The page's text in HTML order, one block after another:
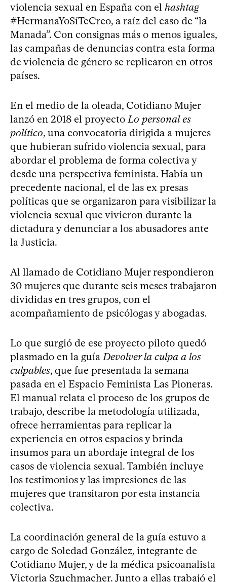
violencia sexual en España con el hashtag
#HermanaYoSíTeCreo, a raíz del caso de “la
Manada”. Con consignas más o menos iguales,
las campañas de denuncias contra esta forma
de violencia de género se replicaron en otros
países.
En el medio de la oleada, Cotidiano Mujer
lanzó en 2018 el proyecto Lo personal es
político, una convocatoria dirigida a mujeres
que hubieran sufrido violencia sexual, para
abordar el problema de forma colectiva y
desde una perspectiva feminista. Había un
precedente nacional, el de las ex presas
políticas que se organizaron para visibilizar la
violencia sexual que vivieron durante la
dictadura y denunciar a los abusadores ante
la Justicia.
Al llamado de Cotidiano Mujer respondieron
30 mujeres que durante seis meses trabajaron
divididas en tres grupos, con el
acompañamiento de psicólogas y abogadas.
Lo que surgió de ese proyecto piloto quedó
plasmado en la guía Devolver la culpa a los
culpables, que fue presentada la semana
pasada en el Espacio Feminista Las Pioneras.
El manual relata el proceso de los grupos de
trabajo, describe la metodología utilizada,
ofrece herramientas para replicar la
experiencia en otros espacios y brinda
insumos para un abordaje integral de los
casos de violencia sexual. También incluye
los testimonios y las impresiones de las
mujeres que transitaron por esta instancia
colectiva.
La coordinación general de la guía estuvo a
cargo de Soledad González, integrante de
Cotidiano Mujer, y de la médica psicoanalista
Victoria Szuchmacher. Junto a ellas trabajó el